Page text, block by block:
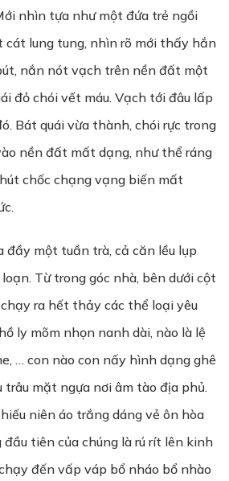
nhìn tựa như một đứa trẻ ngồi
lung tung, nhìn rõ mới thấy hắn
nắn nót vạch trên nền đất một
đỏ chói vết máu. Vạch tới đâu lấp
Bát quái vừa thành, chói rực trong
nền đất mất dạng, như thể ráng
chốc chạng vạng biến mất
đầy một tuần trà, cả căn lều lụp
Từ trong góc nhà, bên dưới cột
ra hết thảy các thể loại yêu
ly mõm nhọn nanh dài, nào là lệ
… con nào con nấy hình dạng ghê
trâu mặt ngựa nơi âm tào địa phủ.
niên áo trắng dáng vẻ ôn hòa
tiên của chúng là rú rít lên kinh
đến vấp váp bổ nháo bổ nhào